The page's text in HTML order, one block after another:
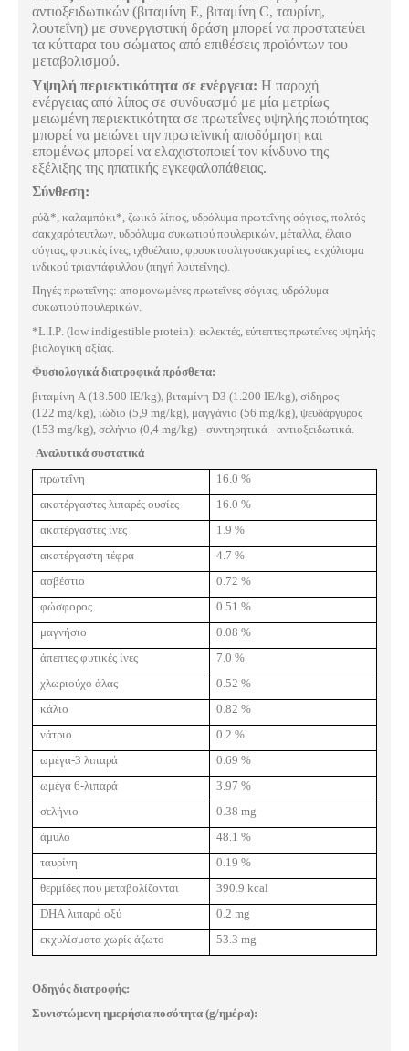
αντιοξειδωτικών (βιταμίνη E, βιταμίνη C, ταυρίνη,
λουτεΐνη) με συνεργιστική δράση μπορεί να προστατεύει
τα κύτταρα του σώματος από επιθέσεις προϊόντων του
μεταβολισμού.
Υψηλή περιεκτικότητα σε ενέργεια: Η παροχή
ενέργειας από λίπος σε συνδυασμό με μία μετρίως
μειωμένη περιεκτικότητα σε πρωτεΐνες υψηλής ποιότητας
μπορεί να μειώνει την πρωτεϊνική αποδόμηση και
επομένως μπορεί να ελαχιστοποιεί τον κίνδυνο της
εξέλιξης της ηπατικής εγκεφαλοπάθειας.
Σύνθεση:
ρύζι*, καλαμπόκι*, ζωικό λίπος, υδρόλυμα πρωτεΐνης σόγιας, πολτός
σακχαρότευτλων, υδρόλυμα συκωτιού πουλερικών, μέταλλα, έλαιο
σόγιας, φυτικές ίνες, ιχθυέλαιο, φρουκτοολιγοσακχαρίτες, εκχύλισμα
ινδικού τριαντάφυλλου (πηγή λουτεΐνης).
Πηγές πρωτεΐνης: απομονωμένες πρωτεΐνες σόγιας, υδρόλυμα
συκωτιού πουλερικών.
*L I P . (low indigestible protein): εκλεκτές, εύπεπτες πρωτεΐνες υψηλής
βιολογική αξίας.
Φυσιολογικά διατροφικά πρόσθετα:
βιταμίνη A (18.500 IE/kg), βιταμίνη D3 (1.200 IE/kg), σίδηρος
(122 mg/kg), ιώδιο (5,9 mg/kg), μαγγάνιο (56 mg/kg), ψευδάργυρος
(153 mg/kg), σελήνιο (0,4 mg/kg) - συντηρητικά - αντιοξειδωτικά.
Αναλυτικά συστατικά
πρωτεΐνη
16.0 %
ακατέργαστες λιπαρές ουσίες
16.0 %
ακατέργαστες ίνες
1.9 %
ακατέργαστη τέφρα
4.7 %
ασβέστιο
0.72 %
φώσφορος
0.51 %
μαγνήσιο
0.08 %
άπεπτες φυτικές ίνες
7.0 %
χλωριούχο άλας
0.52 %
κάλιο
0.82 %
νάτριο
0.2 %
ωμέγα-3 λιπαρά
0.69 %
ωμέγα 6-λιπαρά
3.97 %
σελήνιο
0.38mg
άμυλο
48.1 %
ταυρίνη
0.19 %
θερμίδες που μεταβολίζονται
390.9kcal
DHA λιπαρό οξύ 0.2mg
εκχυλίσματα χωρίς άζωτο
53.3 mg
Οδηγός διατροφής:
Συνιστώμενη ημερήσια ποσότητα (g/ημέρα):